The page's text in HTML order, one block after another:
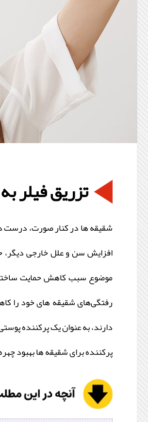
تزریق فیلر
شقیقه‌ ها در کنار صورت، درست
افزایش سن و علل خارجی دیگر،
موضوع سبب کاهش حمایت
رفتگی‌های شقیقه‌ های خود را
دارند، به عنوان یک پرکننده
پرکننده برای شقیقه ها بهبود